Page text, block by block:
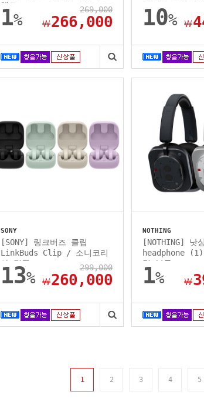
헤드...
1%
269,000
￦266,000 10% ￦
SONY
[SONY] 링크버즈 클립
LinkBuds Clip / 소니코리
아 정품
13%
299,000
￦260,000
NOTHING
[NOTHING] 낫
headphone
링 블루...
1% ￦
1 2 3 4 5